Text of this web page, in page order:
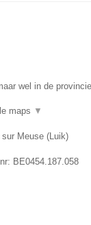
wel in de
maps ▼
Meuse(Luik)
BE0454.187.058